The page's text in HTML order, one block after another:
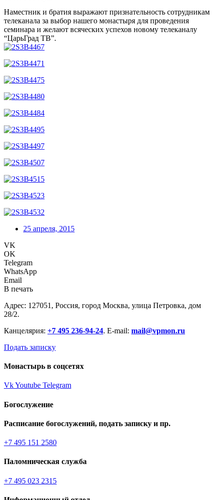
Наместник и братия выражают признательность сотрудникам
телеканала за выбор нашего монастыря для проведения
семинара и желают всяческих успехов новому телеканалу
“ЦарьГрад ТВ”.
25 апреля, 2015
VK
OK
Telegram
WhatsApp
Email
В печать
Адрес: 127051, Россия, город Москва, улица Петровка, дом
28/2.
Канцелярия: +7 495 236-94-24. E-mail: mail@vpmon.ru
Подать записку
Монастырь в соцсетях
VkYoutube Telegram
Богослужение
Расписание богослужений, подать записку и пр.
+7 495 151 2580
Паломническая служба
+7 495 023 2315